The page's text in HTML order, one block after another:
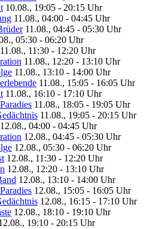
10.08., 19:05 - 20:15 Uhr
11.08., 04:00 - 04:45 Uhr
11.08., 04:45 - 05:30 Uhr
05:30 - 06:20 Uhr
11.08., 11:30 - 12:20 Uhr
11.08., 12:20 - 13:10 Uhr
11.08., 13:10 - 14:00 Uhr
11.08., 15:05 - 16:05 Uhr
11.08., 16:10 - 17:10 Uhr
11.08., 18:05 - 19:05 Uhr
11.08., 19:05 - 20:15 Uhr
12.08., 04:00 - 04:45 Uhr
12.08., 04:45 - 05:30 Uhr
12.08., 05:30 - 06:20 Uhr
12.08., 11:30 - 12:20 Uhr
12.08., 12:20 - 13:10 Uhr
12.08., 13:10 - 14:00 Uhr
12.08., 15:05 - 16:05 Uhr
12.08., 16:15 - 17:10 Uhr
12.08., 18:10 - 19:10 Uhr
19:10 - 20:15 Uhr